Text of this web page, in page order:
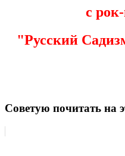
с
"Русский
Советую почитать на